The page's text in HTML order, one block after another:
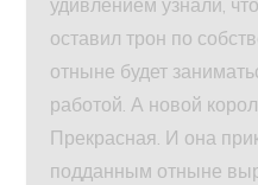
удивлением узнали,
оставил трон по
отныне будет
работой. А новой
Прекрасная. И она
подданным отныне